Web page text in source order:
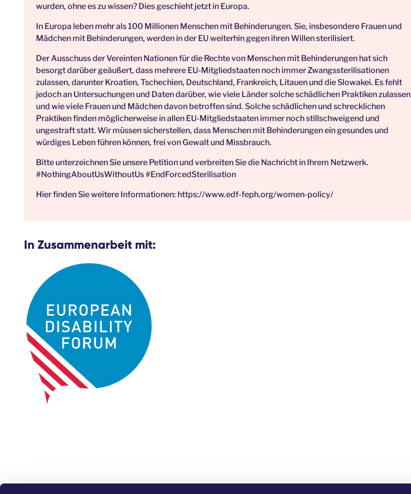
wurden, ohne es zu wissen? Dies geschieht jetzt in Europa.
In Europa leben mehr als 100 Millionen Menschen mit Behinderungen. Sie, insbesondere Frauen und
Mädchen mit Behinderungen, werden in der EU weiterhin gegen ihren Willen sterilisiert.
Der Ausschuss der Vereinten Nationen für die Rechte von Menschen mit Behinderungen hat sich
besorgt darüber geäußert, dass mehrere EU-Mitgliedstaaten noch immer Zwangssterilisationen
zulassen, darunter Kroatien, Tschechien, Deutschland, Frankreich, Litauen und die Slowakei. Es fehlt
jedoch an Untersuchungen und Daten darüber, wie viele Länder solche schädlichen Praktiken zulassen
und wie viele Frauen und Mädchen davon betroffen sind. Solche schädlichen und schrecklichen
Praktiken finden möglicherweise in allen EU-Mitgliedstaaten immer noch stillschweigend und
ungestraft statt. Wir müssen sicherstellen, dass Menschen mit Behinderungen ein gesundes und
würdiges Leben führen können, frei von Gewalt und Missbrauch.
Bitte unterzeichnen Sie unsere Petition und verbreiten Sie die Nachricht in Ihrem Netzwerk.
#NothingAboutUsWithoutUs #EndForcedSterilisation
Hier finden Sie weitere Informationen: https://www.edf-feph.org/women-policy/
In Zusammenarbeit mit: